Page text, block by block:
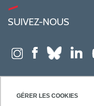
GÉRER LES COOKIES
SUIVEZ-NOUS